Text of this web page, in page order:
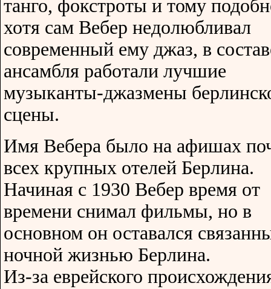
танго, фокстроты и тому
хотя сам Вебер недолюбливал
современный ему джаз, в
ансамбля работали лучшие
музыканты-джазмены
сцены.
Имя Вебера было на афишах
всех крупных отелей Берлина.
Начиная с 1930 Вебер время от
времени снимал фильмы, но в
основном он оставался
ночной жизнью Берлина.
Из-за еврейского